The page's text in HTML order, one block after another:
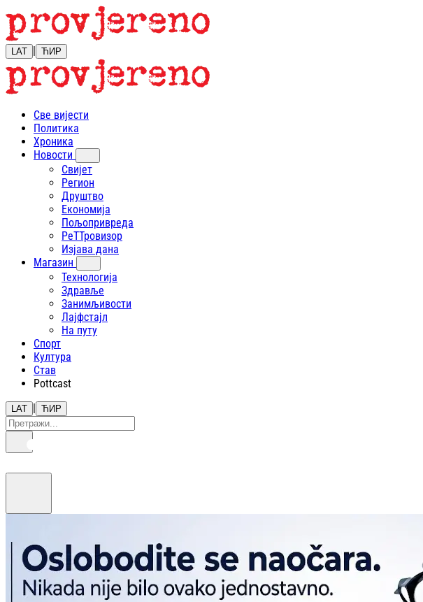
LAT | ЋИР
Све вијести
Политика
Хроника
Новости
Свијет
Регион
Друштво
Економија
Пољопривреда
РеТТровизор
Изјава дана
Магазин
Технологија
Здравље
Занимљивости
Лајфстajл
На путу
Спорт
Култура
Став
Pottcast
LAT | ЋИР